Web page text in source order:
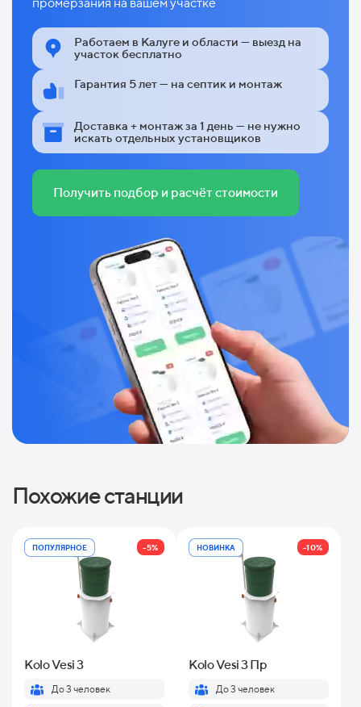
Работаем в Калуге и области — выезд на
участок бесплатно
Гарантия 5 лет — на септик и монтаж
Доставка + монтаж за 1 день — не нужно
искать отдельных установщиков
Получить подбор и расчёт стоимости
Похожие станции
ПОПУЛЯРНОЕ -5%
Kolo Vesi 3
До 3 человек
НОВИНКА -10%
Kolo Vesi 3 Пр
До 3 человек